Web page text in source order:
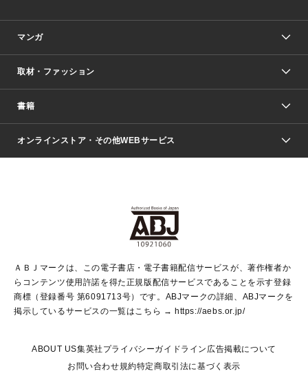
マンガ
少年マンガ
Vジャンプ
ジャンプルーキー！
ジャンプTOON
S-MANGA
集英社ジャンプリミックス
集英社コミック文庫
週刊ヤングジャンプ
ウルトラジャンプ
少女マンガ
リマコミ＋
マンガMeets
月刊オフィスユー
取材・ファッション
Seventeen
LEE
Marisol
T JAPAN:The New York Times Style Magazine
芸能・情報・スポーツ
パラスポ＋！
書籍
文芸・文庫・総合
青春と読書
アジア人物史
集英社新書
集英社新書プラス
よみタイ
ライトノベル・ノベライズ
集英社Webマガジン Cobalt
集英社オレンジ文庫
シフォン文庫
JUMP j BOOKS
集英社みらい文庫
S-KIDS.LAND
オンラインストア・その他WEBサービス
SHUEISHA MANGA-ART HERITAGE
HAPPY PLUS STORE
shueisha vox
SHOP Marisol
EDITOR'S LAB
ＡＢＪマークは、この電子書店・電子書籍配信サービスが、著作権者か
らコンテンツ使用許諾を得た正規版配信サービスであることを示す登録
商標（登録番号 第6091713号）です。ABJマークの詳細、ABJマークを
掲示しているサービスの一覧はこちら → https://aebs.or.jp/
ABOUT US集英社プライバシーガイドライン 広告掲載について
お問い合わせ規約特定商取引法に基づく表示